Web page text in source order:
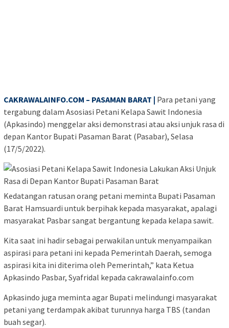
CAKRAWALAINFO.COM – PASAMAN BARAT | Para petani yang
tergabung dalam Asosiasi Petani Kelapa Sawit Indonesia
(Apkasindo) menggelar aksi demonstrasi atau aksi unjuk rasa di
depan Kantor Bupati Pasaman Barat (Pasabar), Selasa
(17/5/2022).
Kedatangan ratusan orang petani meminta Bupati Pasaman
Barat Hamsuardi untuk berpihak kepada masyarakat, apalagi
masyarakat Pasbar sangat bergantung kepada kelapa sawit.
Kita saat ini hadir sebagai perwakilan untuk menyampaikan
aspirasi para petani ini kepada Pemerintah Daerah, semoga
aspirasi kita ini diterima oleh Pemerintah,” kata Ketua
Apkasindo Pasbar, Syafridal kepada cakrawalainfo.com
Apkasindo juga meminta agar Bupati melindungi masyarakat
petani yang terdampak akibat turunnya harga TBS (tandan
buah segar).